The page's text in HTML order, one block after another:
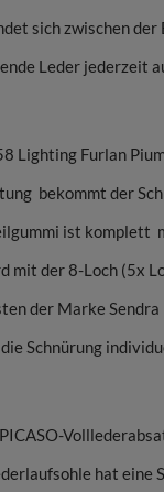
sich zwischen
Leder jederzeit
Lighting Furlan
bekommt der
ist komplett
mit der 8-Loch (5x
der Marke
Schnürung
hat eine